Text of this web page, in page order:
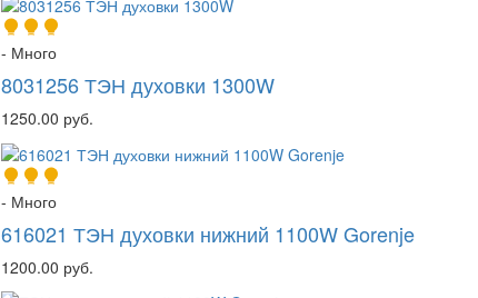
- Много
8031256 ТЭН духовки 1300W
1250.00 руб.
- Много
616021 ТЭН духовки нижний 1100W Gorenje
1200.00 руб.